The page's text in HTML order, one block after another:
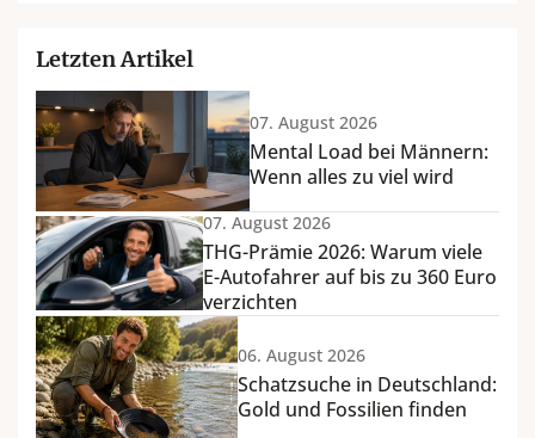
Letzten Artikel
07. August 2026
Mental Load bei Männern:
Wenn alles zu viel wird
07. August 2026
THG-Prämie 2026: Warum viele
E-Autofahrer auf bis zu 360 Euro
verzichten
06. August 2026
Schatzsuche in Deutschland:
Gold und Fossilien finden